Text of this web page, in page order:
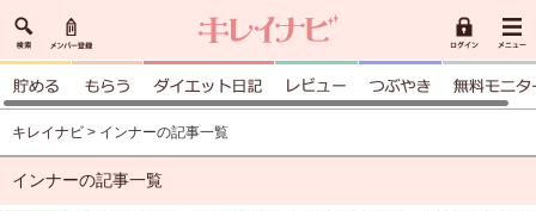
キレイナビ > インナーの記事一覧
インナーの記事一覧